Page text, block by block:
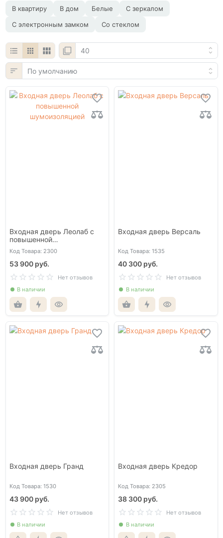
В квартиру В дом Белые
С зеркалом
С электронным замком
Со стеклом
Входная дверь Леолаб с
повышенной
шумоизоляцией
Код Товара: 2300
53 900 руб.
Нет отзывов
В наличии
Входная дверь Версаль
Код Товара: 1535
40 300 руб.
Нет отзывов
В наличии
Входная дверь Гранд
Код Товара: 1530
43 900 руб.
Нет отзывов
В наличии
Входная дверь Кредор
Код Товара: 2305
38 300 руб.
Нет отзывов
В наличии